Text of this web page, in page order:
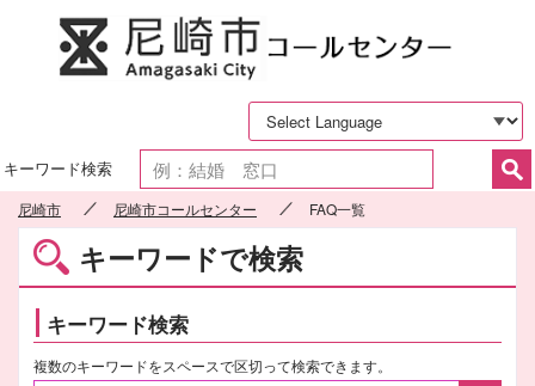
キーワード検索
尼崎市 尼崎市コールセンター FAQ一覧
キーワードで検索
キーワード検索
複数のキーワードをスペースで区切って検索できます。